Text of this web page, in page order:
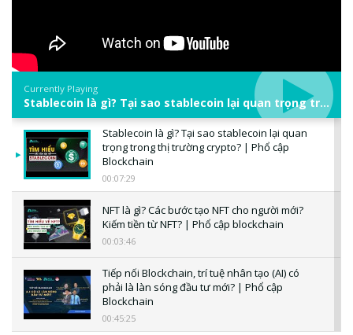
Currently Playing
Stablecoin là gì? Tại sao stablecoin lại quan trọng trong thị trường crypto? | Phổ cập Blockchain
Stablecoin là gì? Tại sao stablecoin lại quan
trọng trong thị trường crypto? | Phổ cập
Blockchain
00:07:29
NFT là gì? Các bước tạo NFT cho người mới?
Kiếm tiền từ NFT? | Phổ cập blockchain
00:03:46
Tiếp nối Blockchain, trí tuệ nhân tạo (AI) có
phải là làn sóng đầu tư mới? | Phổ cập
Blockchain
00:45:25